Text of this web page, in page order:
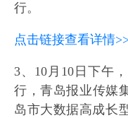
行。
点击链接查看详情
3、10月10日下午
行，青岛报业传媒
岛市大数据高成长